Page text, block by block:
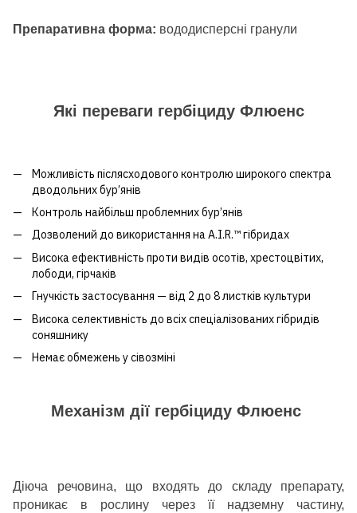
П репаративна форма: вододисперсні гранули
Які переваги гербіциду Флюенс
Можливість післясходового контролю широкого спектра
дводольних бур’янів
Контроль найбільш проблемних бур’янів
Дозволений до використання на A.I.R.™ гібридах
Висока ефективність проти видів осотів, хрестоцвітих,
лободи, гірчаків
Гнучкість застосування — від 2 до 8 листків культури
Висока селективність до всіх спеціалізованих гібридів
соняшнику
Немає обмежень у сівозміні
Механізм дії гербіциду Флюенс
Діюча речовина, що входять до складу препарату,
проникає в рослину через її надземну частину,